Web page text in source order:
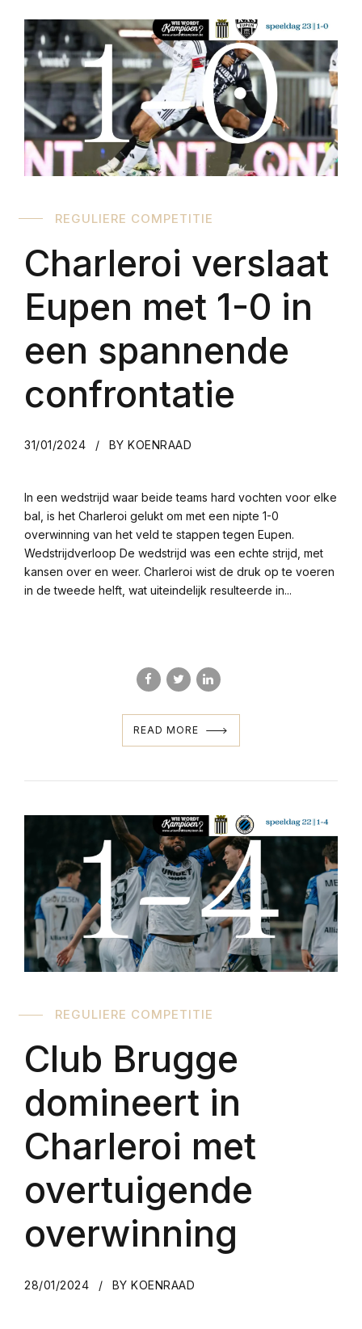
REGULIERE COMPETITIE
Charleroi verslaat
Eupen met 1-0 in
een spannende
confrontatie
31/01/2024 BY KOENRAAD
In een wedstrijd waar beide teams hard vochten voor elke
bal, is het Charleroi gelukt om met een nipte 1-0
overwinning van het veld te stappen tegen Eupen.
Wedstrijdverloop De wedstrijd was een echte strijd, met
kansen over en weer. Charleroi wist de druk op te voeren
in de tweede helft, wat uiteindelijk resulteerde in...
READ MORE
REGULIERE COMPETITIE
Club Brugge
domineert in
Charleroi met
overtuigende
overwinning
28/01/2024 BY KOENRAAD